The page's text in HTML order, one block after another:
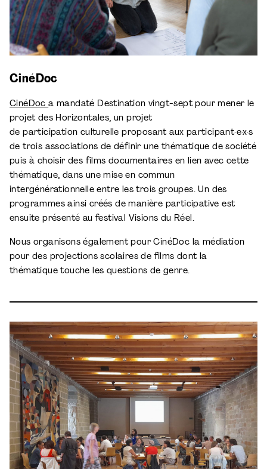
CinéDoc
CinéDoca mandaté Destination vingt-sept pour mener le
projet des Horizontales, un projet
de participation culturelle proposant aux participant·e·x·s
de trois associations de définir une thématique de société
puis à choisir des films documentaires en lien avec cette
thématique, dans une mise en commun
intergénérationnelle entre les trois groupes. Un des
programmes ainsi créés de manière participative est
ensuite présenté au festival Visions du Réel.
Nous organisons également pour CinéDoc la médiation
pour des projections scolaires de films dont la
thématique touche les questions de genre.